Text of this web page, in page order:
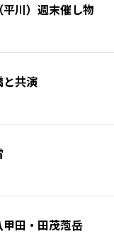
川）週末催し物
共演
田・田茂萢岳